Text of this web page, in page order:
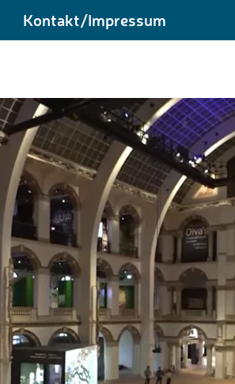
Kontakt/Impressum